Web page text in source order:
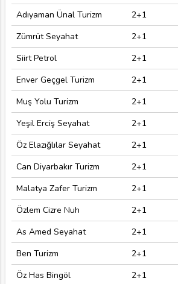
Adıyaman Ünal Turizm
2+1
Zümrüt Seyahat
2+1
Siirt Petrol
2+1
Enver Geçgel Turizm
2+1
Muş Yolu Turizm
2+1
Yeşil Erciş Seyahat
2+1
Öz Elazığlılar Seyahat
2+1
Can Diyarbakır Turizm
2+1
Malatya Zafer Turizm
2+1
Özlem Cizre Nuh
2+1
As Amed Seyahat
2+1
Ben Turizm
2+1
Öz Has Bingöl
2+1